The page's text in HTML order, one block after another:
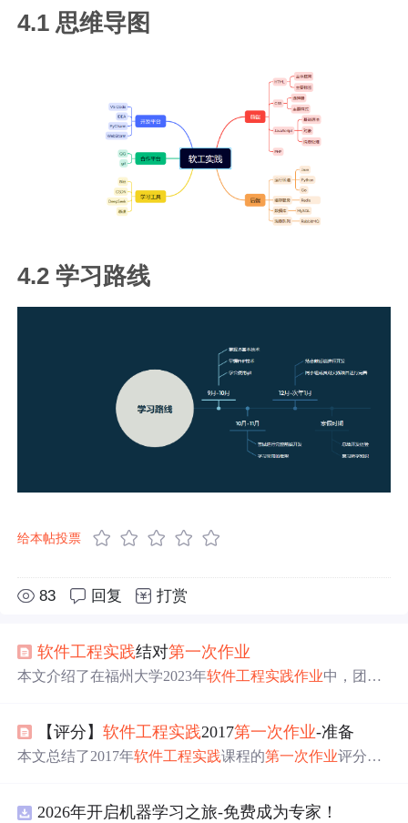
4.1 思维导图
4.2 学习路线
给本帖投票
83 回复 打赏
软件工程实践结对第一次作业
本文介绍了在福州大学2023年软件工程实践作业中，团队
应用以及结对合作带来的优势。同时，文章还涵盖了效能
分析，强调了实践中学以致用的重要性以及团队协作的价
【评分】软件工程实践2017第一次作业-准备
本文总结了2017年软件工程实践课程的第一次作业评分情
学生得分情况。
2026年开启机器学习之旅-免费成为专家！